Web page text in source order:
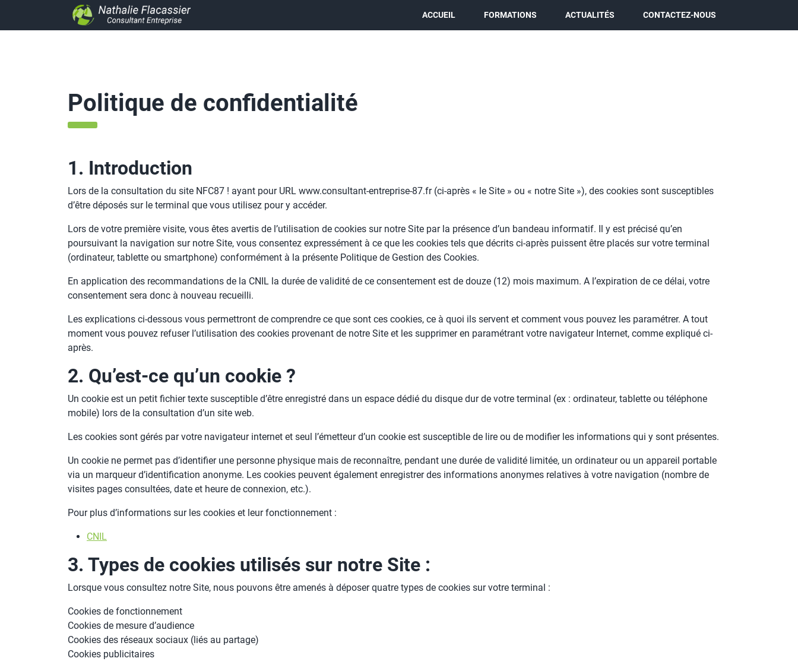
ACCUEIL FORMATIONS ACTUALITÉS CONTACTEZ-NOUS
Politique de confidentialité
1. Introduction
Lors de la consultation du site NFC87 ! ayant pour URL www.consultant-entreprise-87.fr (ci-après « le Site » ou « notre Site »), des cookies sont susceptibles
d’être déposés sur le terminal que vous utilisez pour y accéder.
Lors de votre première visite, vous êtes avertis de l’utilisation de cookies sur notre Site par la présence d’un bandeau informatif. Il y est précisé qu’en
poursuivant la navigation sur notre Site, vous consentez expressément à ce que les cookies tels que décrits ci-après puissent être placés sur votre terminal
(ordinateur, tablette ou smartphone) conformément à la présente Politique de Gestion des Cookies.
En application des recommandations de la CNIL la durée de validité de ce consentement est de douze (12) mois maximum. A l’expiration de ce délai, votre
consentement sera donc à nouveau recueilli.
Les explications ci-dessous vous permettront de comprendre ce que sont ces cookies, ce à quoi ils servent et comment vous pouvez les paramétrer. A tout
moment vous pouvez refuser l’utilisation des cookies provenant de notre Site et les supprimer en paramétrant votre navigateur Internet, comme expliqué ci-
après.
2. Qu’est-ce qu’un cookie ?
Un cookie est un petit fichier texte susceptible d’être enregistré dans un espace dédié du disque dur de votre terminal (ex : ordinateur, tablette ou téléphone
mobile) lors de la consultation d’un site web.
Les cookies sont gérés par votre navigateur internet et seul l’émetteur d’un cookie est susceptible de lire ou de modifier les informations qui y sont présentes.
Un cookie ne permet pas d’identifier une personne physique mais de reconnaître, pendant une durée de validité limitée, un ordinateur ou un appareil portable
via un marqueur d’identification anonyme. Les cookies peuvent également enregistrer des informations anonymes relatives à votre navigation (nombre de
visites pages consultées, date et heure de connexion, etc.).
Pour plus d’informations sur les cookies et leur fonctionnement :
CNIL
3. Types de cookies utilisés sur notre Site :
Lorsque vous consultez notre Site, nous pouvons être amenés à déposer quatre types de cookies sur votre terminal :
Cookies de fonctionnement
Cookies de mesure d’audience
Cookies des réseaux sociaux (liés au partage)
Cookies publicitaires